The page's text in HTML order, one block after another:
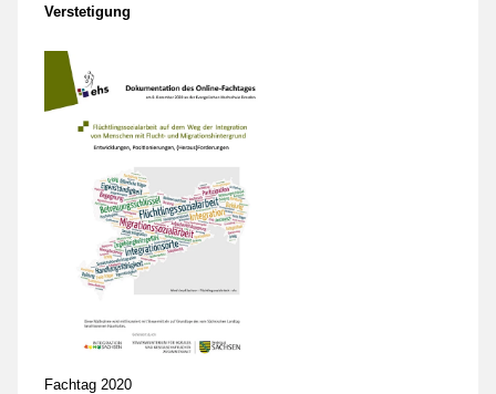
Verstetigung
Fachtag 2020